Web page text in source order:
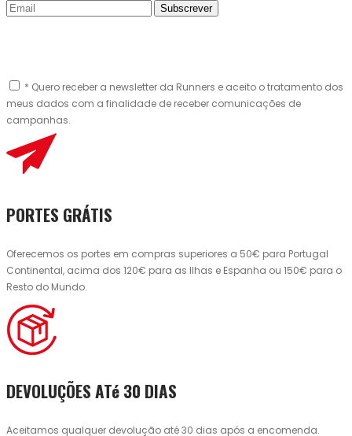
Subscrever
* Quero receber a newsletter da Runners e aceito o tratamento dos
meus dados com a finalidade de receber comunicações de
campanhas.
PORTES GRÁTIS
Oferecemos os portes em compras superiores a 50€ para Portugal
Continental, acima dos 120€ para as Ilhas e Espanha ou 150€ para o
Resto do Mundo.
DEVOLUÇÕES ATé 30 DIAS
Aceitamos qualquer devolução até 30 dias após a encomenda.